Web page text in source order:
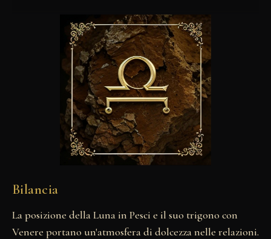
Bilancia
La posizione della Luna in Pesci e il suo trigono con
Venere portano un'atmosfera di dolcezza nelle relazioni.